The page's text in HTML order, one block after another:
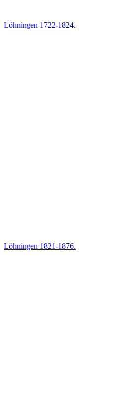
Löhningen 1722-1824.
Löhningen 1821-1876.